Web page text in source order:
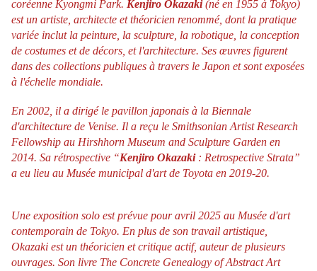
coréenne Kyongmi Park. Kenjiro Okazaki(né en 1955 à Tokyo)
est un artiste, architecte et théoricien renommé, dont la pratique
variée inclut la peinture, la sculpture, la robotique, la conception
de costumes et de décors, et l'architecture. Ses œuvres figurent
dans des collections publiques à travers le Japon et sont exposées
à l'échelle mondiale.
En 2002, il a dirigé le pavillon japonais à la Biennale
d'architecture de Venise. Il a reçu le Smithsonian Artist Research
Fellowship au Hirshhorn Museum and Sculpture Garden en
2014. Sa rétrospective “Kenjiro Okazaki: Retrospective Strata”
a eu lieu au Musée municipal d'art de Toyota en 2019-20.
Une exposition solo est prévue pour avril 2025 au Musée d'art
contemporain de Tokyo. En plus de son travail artistique,
Okazaki est un théoricien et critique actif, auteur de plusieurs
ouvrages. Son livre The Concrete Genealogy of Abstract Art